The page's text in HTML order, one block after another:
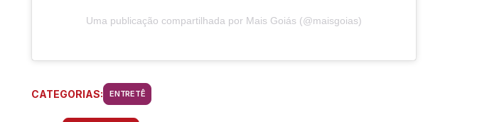
Uma publicação compartilhada por Mais Goiás (@maisgoias)
CATEGORIAS: ENTRETÊ